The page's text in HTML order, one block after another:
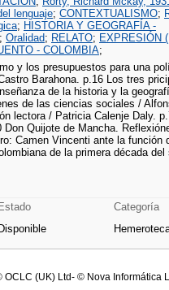
lenguaje; CONTEXTUALISMO;
; HISTORIA Y GEOGRAFÍA -
; Oralidad; RELATO; EXPRESIÓN (
- COLOMBIA;
y los presupuestos para una
Barahona. p.16 Los tres
de la historia y la
de las ciencias sociales /
lectora / Patricia Calenje Daly.
Quijote de Mancha.
Camen Vincenti ante la función
de la primera década
Estado Categoría
Disponible
OCLC (UK) Ltd- © Nova Informática